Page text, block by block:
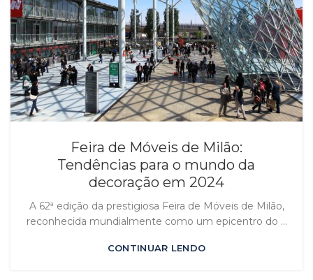
Feira de Móveis de Milão:
Tendências para o mundo da
decoração em 2024
A 62ª edição da prestigiosa Feira de Móveis de Milão,
reconhecida mundialmente como um epicentro do ...
CONTINUAR LENDO